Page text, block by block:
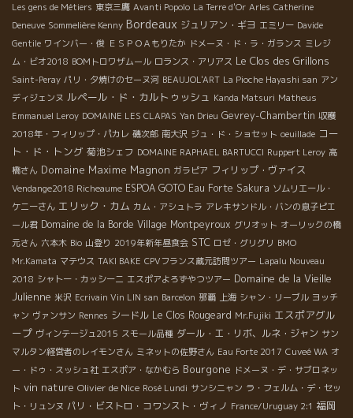
Les gens de Métiers 東京三鷹 Avanti Popolo La Terre d'Or Arles Catherine
Deneuve Sommelière Kenny Bordeaux ジュリアン・ギヨ エミリー Davide
Gentile ワインバー・俊 ＥＳＰＯＡもりたか ドメーヌ・ド・ラ・ガランス ミレジ
ム・ビオ2018 BOMトロワザムール ロランス・アリアス Le Clos des Grillons
Saint-Peray パリ・夕焼けのセーヌ河 BEAUJOL'ART La Pioche Hayashi san アン
ディジェンヌ ルペール・ド・カルトゥッシュ Kanda Matsuri Matheus
Emmanuel Leroy DOMAINE LES CLAPAS Yan Drieu Gevrey-Chambertin 収穫
2018年・フィリップ・パカレ 磯次郎 南大沢 ジュ・ド・ショセット oeuillade コー
ト・ド・トング 菊池シェフ DOMAINE RAPHAEL BARTUCCI Ruppert Leroy 高
橋さん Domaine Maxime Magnon ガラピア フィリップ・ヴァイス
Vendange2018 Richeaume ESPOA GOTO Eau Forte Sakura ソムリエール・
ケニーさん エリック・カム カム・アシュトラ アレキサンドル・バンの息子ピエ
ール君 Domaine de la Borde Village Montpeyroux グリオット オーリックの橋
元さん 六本木 Bio 山登り 2019年新年昼食会 STC ロゼ・グリグリ BMO
Mr.Kamata マテウス TAKI BAKE CPVフランス蔵元訪問ツアー Lapalu Nouveau
2018 シャトー・カッシーニ エスポアよろずやつツアー Domaine de la Vieille
Julienne 米沢 Ecrivain Vin LIN san Barcelon 那覇 上海 シャン・リーブル ヨッチ
ャン ヴァンサン Rennes シードル Le Clos Rougeard Mr.Fujiki エスポアグル
ープ ヴィンテージュ2015 スモール品種 ダール・エ・リボ、ルネ・ジャン サン
マルタン経営者のレイモンさん ミネットの佐野さん Eau Forte 2017 Cuveé WA オ
ー・ドゥ・スッシュ社 エスポア・なかむら Bourgone ドメーヌ・デ・サブロネッ
ト vin nature Olivier de Nice Rosé Lundi サンシニャン ラ・フェルム・デ・セッ
ト・リュンヌ パリ・ビストロ・コワンスト・ヴィノ France/Uruguay 2:1 福岡